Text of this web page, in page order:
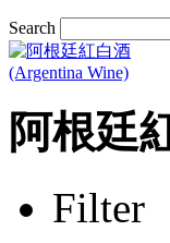
Search
阿根廷
Filter